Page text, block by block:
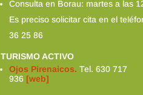
Consulta en Borau: martes a las
Es preciso solicitar cita en el
36 25 86
TURISMO ACTIVO
Ojos Pirenaicos. Tel. 630 717
936 [web]